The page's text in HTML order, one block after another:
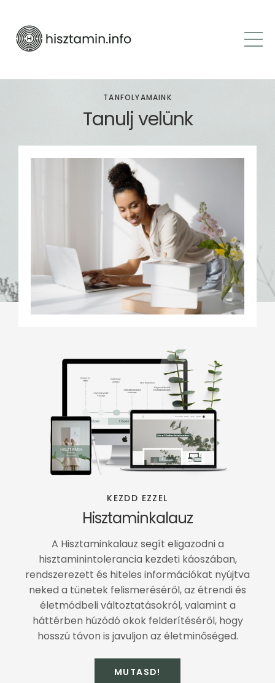
TANFOLYAMAINK
Tanulj velünk
KEZDD EZZEL
Hisztaminkalauz
A Hisztaminkalauz segít eligazodni a
hisztaminintolerancia kezdeti káoszában,
rendszerezett és hiteles információkat nyújtva
neked a tünetek felismeréséről, az étrendi és
életmódbeli változtatásokról, valamint a
háttérben húzódó okok felderítéséről, hogy
hosszú távon is javuljon az életminőséged.
MUTASD!